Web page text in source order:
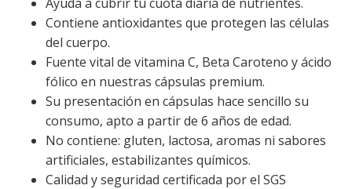
Contiene antioxidantes que protegen las células
del cuerpo.
Fuente vital de vitamina C, Beta Caroteno y ácido
fólico en nuestras cápsulas premium.
Su presentación en cápsulas hace sencillo su
consumo, apto a partir de 6 años de edad.
No contiene: gluten, lactosa, aromas ni sabores
artificiales, estabilizantes químicos.
Calidad y seguridad certificada por el SGS